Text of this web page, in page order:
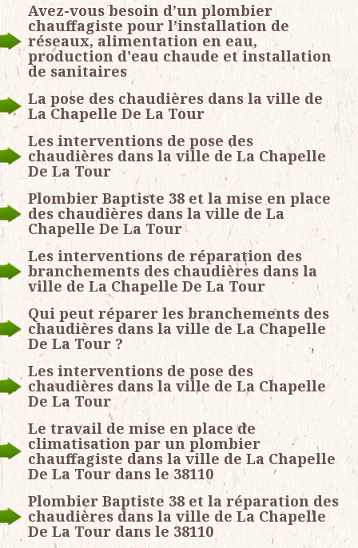
Avez-vous besoin d’un plombier
chauffagiste pour l’installation de
réseaux, alimentation en eau,
production d'eau chaude et installation
de sanitaires
La pose des chaudières dans la ville de
La Chapelle De La Tour
Les interventions de pose des
chaudières dans la ville de La Chapelle
De La Tour
Plombier Baptiste 38 et la mise en place
des chaudières dans la ville de La
Chapelle De La Tour
Les interventions de réparation des
branchements des chaudières dans la
ville de La Chapelle De La Tour
Qui peut réparer les branchements des
chaudières dans la ville de La Chapelle
De La Tour ?
Les interventions de pose des
chaudières dans la ville de La Chapelle
De La Tour
Le travail de mise en place de
climatisation par un plombier
chauffagiste dans la ville de La Chapelle
De La Tour dans le 38110
Plombier Baptiste 38 et la réparation des
chaudières dans la ville de La Chapelle
De La Tour dans le 38110